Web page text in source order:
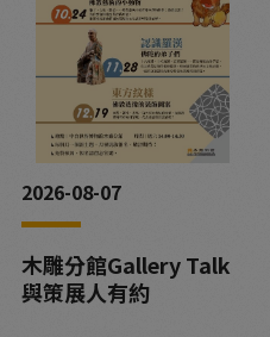
2026-08-07
木雕分館Gallery Talk
與策展人有約